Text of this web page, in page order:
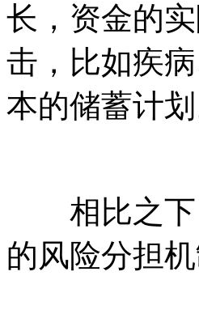
长，资金的
击，比如疾
本的储蓄计划
相比之下
的风险分担